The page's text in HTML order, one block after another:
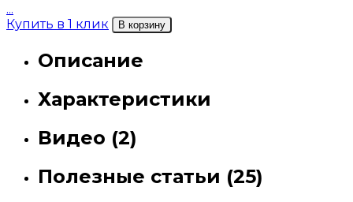
...
Купить в 1 клик
В корзину
Описание
Характеристики
Видео (2)
Полезные статьи (25)